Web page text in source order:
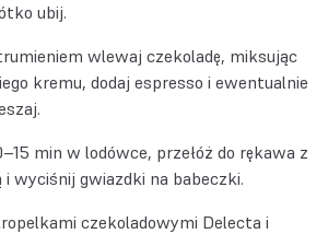
ubij.
wlewaj czekoladę, miksując
kremu, dodaj espresso i ewentualnie
min w lodówce, przełóż do rękawa z
wyciśnij gwiazdki na babeczki.
czekoladowymi Delecta i